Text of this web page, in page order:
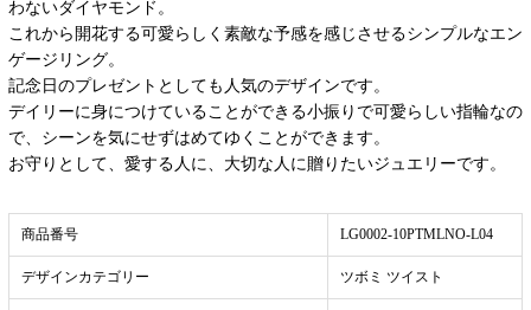
わないダイヤモンド。
これから開花する可愛らしく素敵な予感を感じさせるシンプルなエン
ゲージリング。
記念日のプレゼントとしても人気のデザインです。
デイリーに身につけていることができる小振りで可愛らしい指輪なの
で、シーンを気にせずはめてゆくことができます。
お守りとして、愛する人に、大切な人に贈りたいジュエリーです。
商品番号 LG0002-10PTMLNO-L04
デザインカテゴリー ツボミ ツイスト